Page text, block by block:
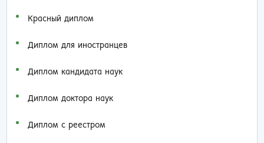
Красный диплом
Диплом для иностранцев
Диплом кандидата наук
Диплом доктора наук
Диплом с реестром